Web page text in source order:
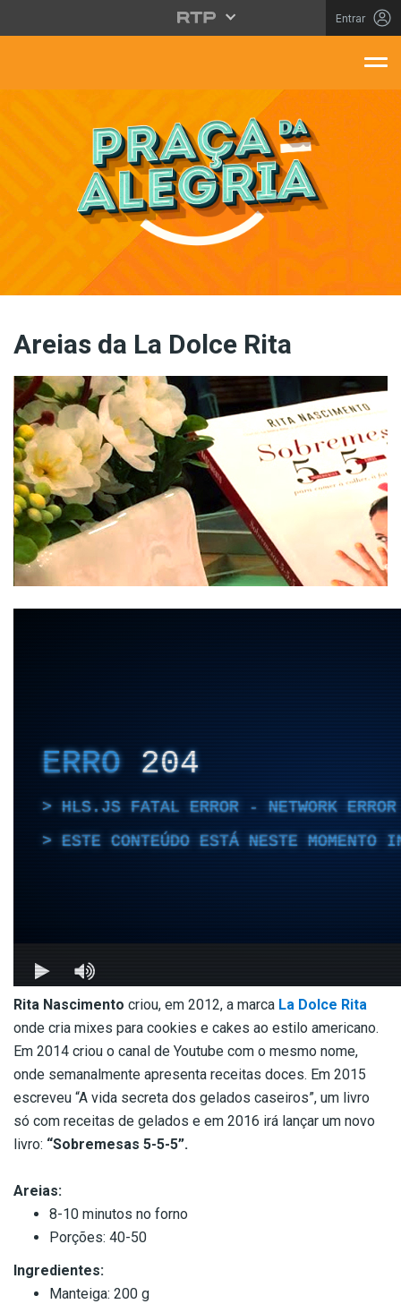
Saltar para o conteúdo principal
Entrar
Areias da La Dolce Rita
Rita Nascimento criou, em 2012, a marca La Dolce Rita
onde cria mixes para cookies e cakes ao estilo americano.
Em 2014 criou o canal de Youtube com o mesmo nome,
onde semanalmente apresenta receitas doces. Em 2015
escreveu “A vida secreta dos gelados caseiros”, um livro
só com receitas de gelados e em 2016 irá lançar um novo
livro: “Sobremesas 5-5-5”.
Areias:
8-10 minutos no forno
Porções: 40-50
Ingredientes:
Manteiga: 200 g